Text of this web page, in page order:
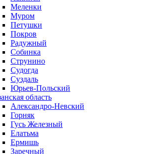
Меленки
Муром
Петушки
Покров
Радужный
Собинка
Струнино
Судогда
Суздаль
Юрьев-Польский
область
Александро-Невский
Горняк
Гусь Железный
Елатьма
Ермишь
Заречный